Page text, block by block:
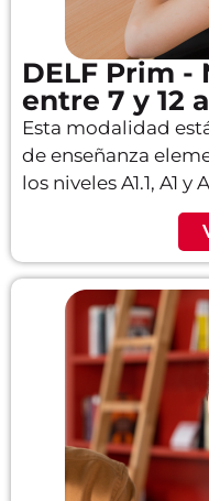
DELF Prim -
entre 7 y 12
Esta modalidad
de enseñanza
los niveles A1.1, A1 y